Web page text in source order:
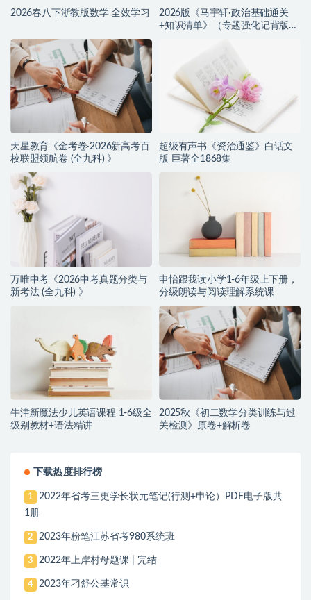
2026春八下浙教版数学 全效学习
2026版《马宇轩·政治基础通关
+知识清单》（专题强化记背版
天星教育《金考卷·2026新高考百
校联盟领航卷 (全九科) 》
超级有声书《资治通鉴》白话文
版 巨著全1868集
万唯中考《2026中考真题分类与
新考法 (全九科) 》
申怡跟我读小学1-6年级上下册，
分级朗读与阅读理解系统课
牛津新魔法少儿英语课程 1-6级全
级别教材+语法精讲
2025秋《初二数学分类训练与过
关检测》原卷+解析卷
下载热度排行榜
1
2022年省考三更学长状元笔记(行测+申论）PDF电子版共
1册
2 2023年粉笔江苏省考980系统班
3 2022年上岸村母题课 | 完结
4 2023年刁舒公基常识